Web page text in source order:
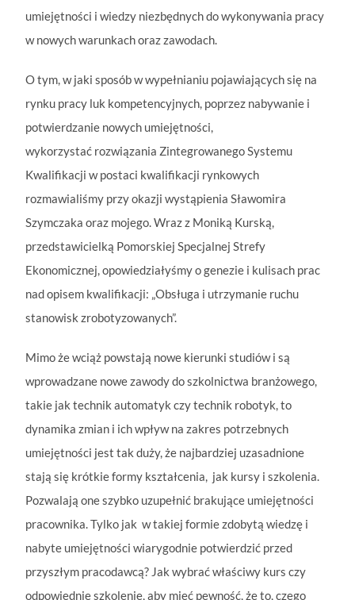
umiejętności i wiedzy niezbędnych do wykonywania pracy
w nowych warunkach oraz zawodach.
O tym, w jaki sposób w wypełnianiu pojawiających się na
rynku pracy luk kompetencyjnych, poprzez nabywanie i
potwierdzanie nowych umiejętności,
wykorzystać rozwiązania Zintegrowanego Systemu
Kwalifikacji w postaci kwalifikacji rynkowych
rozmawialiśmy przy okazji wystąpienia Sławomira
Szymczaka oraz mojego. Wraz z Moniką Kurską,
przedstawicielką Pomorskiej Specjalnej Strefy
Ekonomicznej, opowiedziałyśmy o genezie i kulisach prac
nad opisem kwalifikacji: „Obsługa i utrzymanie ruchu
stanowisk zrobotyzowanych”.
Mimo że wciąż powstają nowe kierunki studiów i są
wprowadzane nowe zawody do szkolnictwa branżowego,
takie jak technik automatyk czy technik robotyk, to
dynamika zmian i ich wpływ na zakres potrzebnych
umiejętności jest tak duży, że najbardziej uzasadnione
stają się krótkie formy kształcenia, jak kursy i szkolenia.
Pozwalają one szybko uzupełnić brakujące umiejętności
pracownika. Tylko jak w takiej formie zdobytą wiedzę i
nabyte umiejętności wiarygodnie potwierdzić przed
przyszłym pracodawcą? Jak wybrać właściwy kurs czy
odpowiednie szkolenie, aby mieć pewność, że to, czego